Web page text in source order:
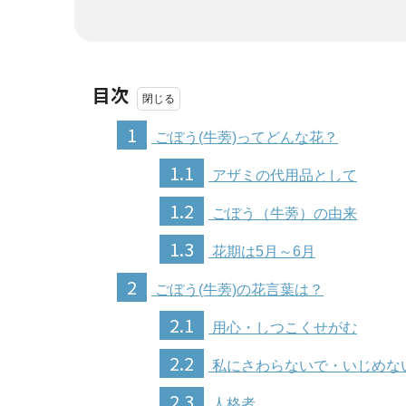
目次
1
ごぼう(牛蒡)ってどんな花？
1.1 アザミの代用品として
1.2 ごぼう（牛蒡）の由来
1.3 花期は5月～6月
2 ごぼう(牛蒡)の花言葉は？
2.1 用心・しつこくせがむ
2.2 私にさわらないで・いじめな